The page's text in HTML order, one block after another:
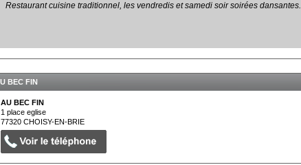
Restaurant cuisine traditionnel, les vendredis et samedi soir soirées dansantes.
BEC FIN
AU BEC FIN
1 place eglise
77320CHOISY-EN-BRIE